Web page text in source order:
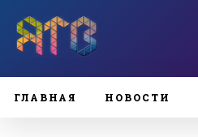
ГЛАВНАЯ НОВОСТИ